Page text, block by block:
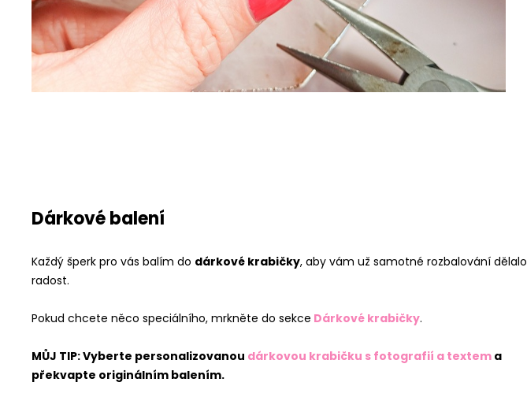
Dárkové balení
Každý šperk pro vás balím do dárkové krabičky, aby vám už samotné rozbalování dělalo
radost.
Pokud chcete něco speciálního, mrkněte do sekce Dárkové krabičky.
MŮJ TIP: Vyberte personalizovanou dárkovou krabičku s fotografií a textem a
překvapte originálním balením.